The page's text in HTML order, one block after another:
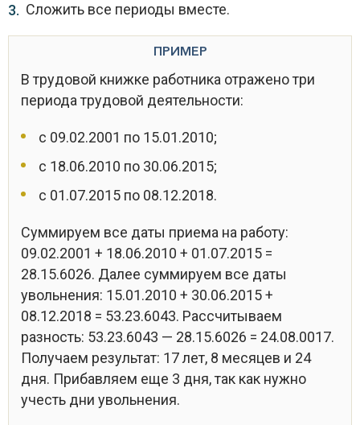
Сложить все периоды вместе.
ПРИМЕР
В трудовой книжке работника отражено три
периода трудовой деятельности:
с 09.02.2001 по 15.01.2010;
с 18.06.2010 по 30.06.2015;
с 01.07.2015 по 08.12.2018.
Суммируем все даты приема на работу:
09.02.2001 + 18.06.2010 + 01.07.2015 =
28.15.6026. Далее суммируем все даты
увольнения: 15.01.2010 + 30.06.2015 +
08.12.2018 = 53.23.6043. Рассчитываем
разность: 53.23.6043 — 28.15.6026 = 24.08.0017.
Получаем результат: 17 лет, 8 месяцев и 24
дня. Прибавляем еще 3 дня, так как нужно
учесть дни увольнения.